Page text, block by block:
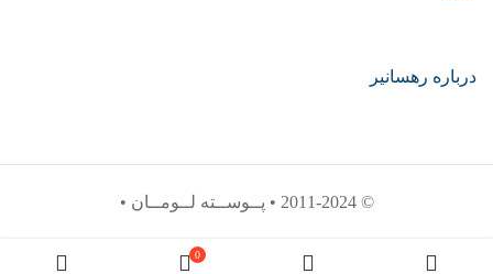
درباره رهسانیر
© 2011-2024 • پــوســته لــومــان •
0